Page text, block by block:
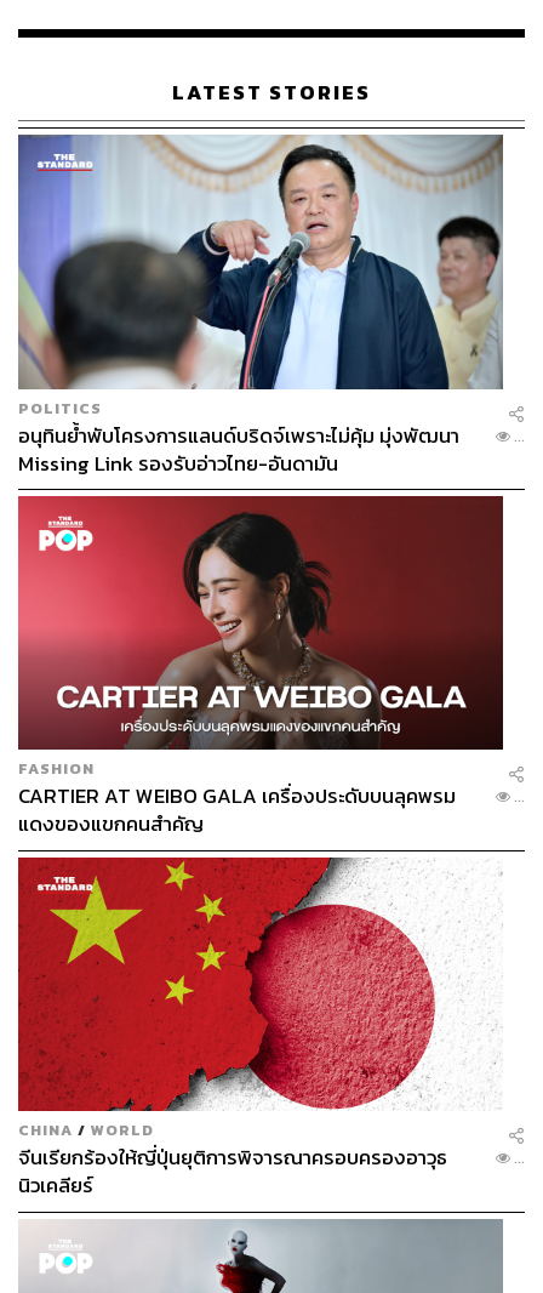
เรือนไทยที่ถูกซุกไว้
LATEST STORIES
POLITICS
อนุทินย้ำพับโครงการแลนด์บริดจ์เพราะไม่คุ้ม มุ่งพัฒนา
Missing Link รองรับอ่าวไทย-อันดามัน
...
FASHION
CARTIER AT WEIBO GALA เครื่องประดับบนลุคพรม
แดงของแขกคนสำคัญ
...
CHINA / WORLD
จีนเรียกร้องให้ญี่ปุ่นยุติการพิจารณาครอบครองอาวุธ
นิวเคลียร์
...